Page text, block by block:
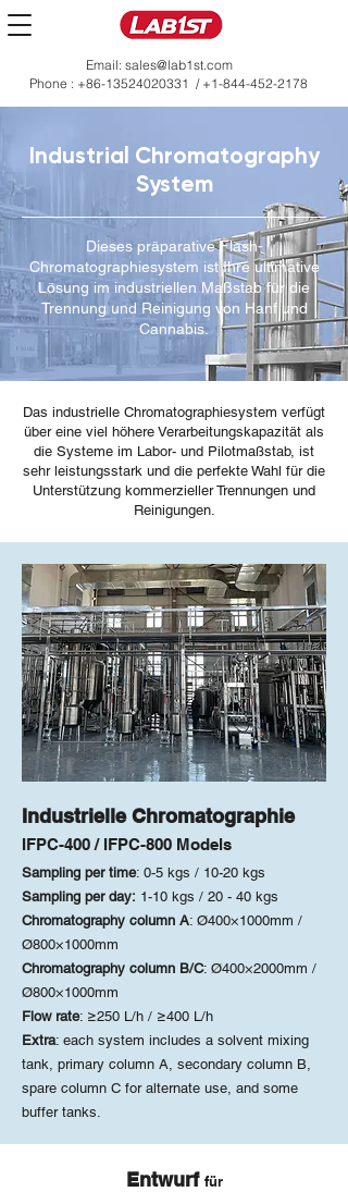
Email: sales@lab1st.com
Phone : +86-13524020331 / +1-844-452-2178
Industrial Chromatography
System
Dieses präparative Flash-
Chromatographiesystem ist Ihre ultimative
Lösung im industriellen Maßstab für die
Trennung und Reinigung von Hanf und
Cannabis.
Das industrielle Chromatographiesystem verfügt
über eine viel höhere Verarbeitungskapazität als
die Systeme im Labor- und Pilotmaßstab, ist
sehr leistungsstark und die perfekte Wahl für die
Unterstützung kommerzieller Trennungen und
Reinigungen.
Industrielle Chromatographie
IFPC-400 / IFPC-800 Models
Sampling per time: 0-5 kgs / 10-20 kgs
Sampling per day: 1-10 kgs / 20 - 40 kgs
Chromatography column A: Ø400×1000mm /
Ø800×1000mm
Chromatography column B/C: Ø400×2000mm /
Ø800×1000mm
Flow rate: ≥250 L/h / ≥400 L/h
Extra: each system includes a solvent mixing
tank, primary column A, secondary column B,
spare column C for alternate use, and some
buffer tanks.
Entwurf für